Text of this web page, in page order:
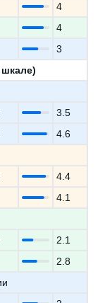
4
4
3
3.5
4.6
4.4
4.1
2.1
2.8